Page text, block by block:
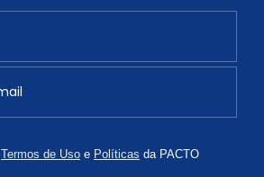
Termos de Uso e Políticas da PACTO